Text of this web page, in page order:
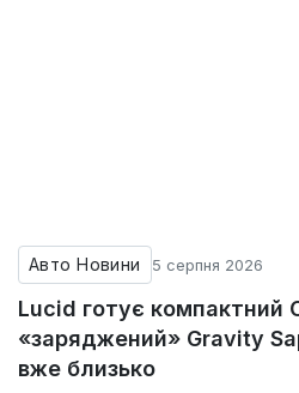
Авто Новини 5 серпня 2026
Lucid готує компактний
«заряджений» Gravity
вже близько